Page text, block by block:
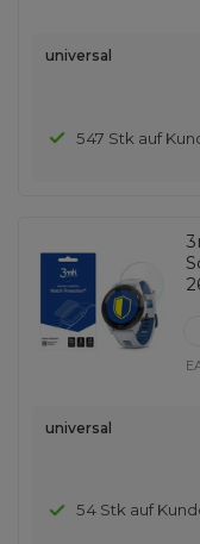
universal
547 Stk auf
universal
54 Stk auf